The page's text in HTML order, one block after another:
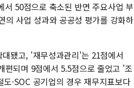
50점으로 축소된 반면 주요사업 부
의 사업 성과와 공공성 평가를 강화하
됐고, '재무성과관리'는 21점에서
되며 9점에서 5.5점으로 줄었고 '조
·SOC 공기업의 경우 재무지표보다